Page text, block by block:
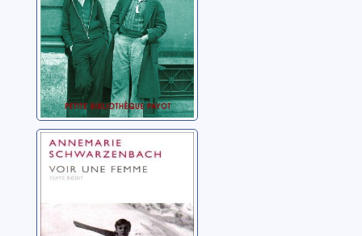
Voir une femme
Schwarzenbach,